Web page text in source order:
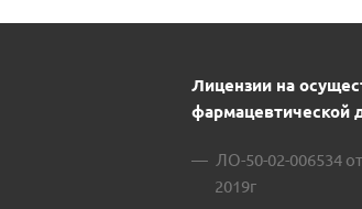
Лицензии на
фармацевтической
ЛО-50-02-006534
2019г